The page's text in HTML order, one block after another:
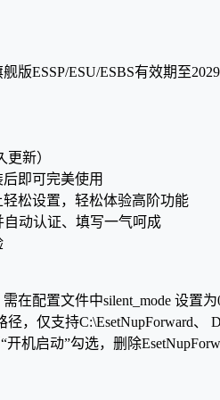
ESSP/ESU/ESBS有效期至2029
更新）
即可完美使用
松设置，轻松体验高阶功能
动认证、填写一气呵成
在配置文件中silent_mode 设置
，仅支持C:\EsetNupForward、
机启动”勾选，删除